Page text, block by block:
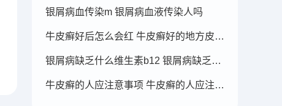
银屑病血传染m 银屑病血液传染人吗
牛皮癣好后怎么会红 牛皮癣好的地方皮肤变红
银屑病缺乏什么维生素b12 银屑病缺乏什么维生素b12可以补充
牛皮癣的人应注意事项 牛皮癣的人应注意事项